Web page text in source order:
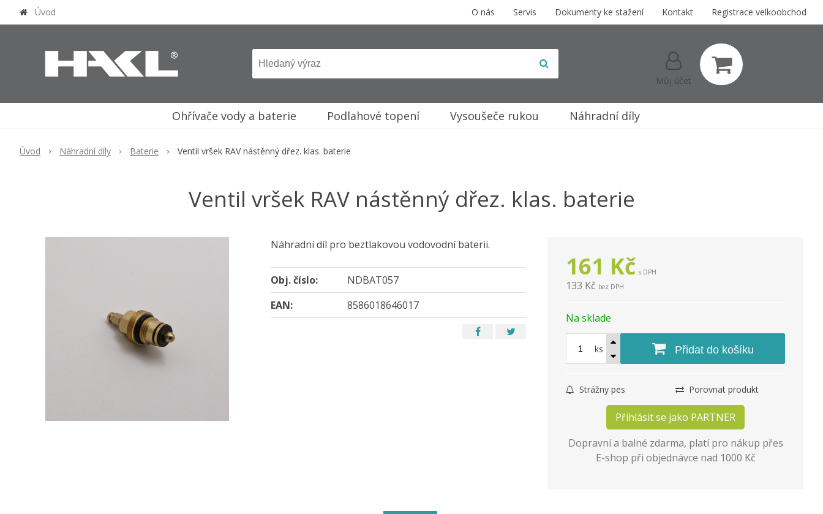
Úvod O nás Servis Dokumenty ke stažení Kontakt Registrace velkoobchod
Můj účet
Ohřívače vody a baterie Podlahové topení Vysoušeče rukou Náhradní díly
Úvod Náhradní díly Baterie Ventil vršek RAV nástěnný dřez. klas. baterie
Ventil vršek RAV nástěnný dřez. klas. baterie
161 Kč s DPH
133 Kč bez DPH
Na sklade
ks Přidat do košíku
Strážny pes Porovnat produkt
Přihlásit se jako PARTNER
Dopravní a balné zdarma, platí pro nákup přes
E-shop při objednávce nad 1000 Kč
Náhradní díl pro beztlakovou vodovodní baterii.
Obj. číslo:
NDBAT057
EAN:
8586018646017